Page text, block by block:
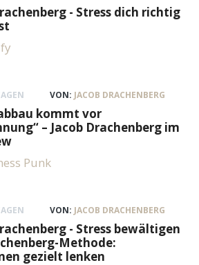
- Stress dich richtig
VON: JACOB DRACHENBERG
kommt vor
– Jacob Drachenberg im
Punk
VON: JACOB DRACHENBERG
- Stress bewältigen
Methode:
gezielt lenken